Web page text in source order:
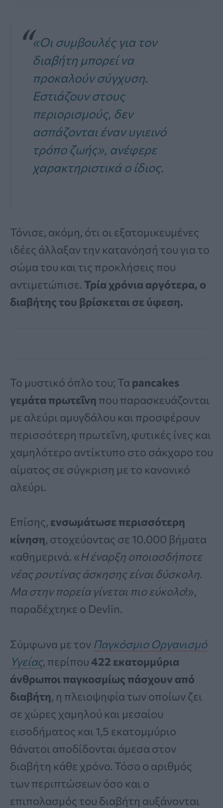
«Οι συμβουλές για τον
διαβήτη μπορεί να
προκαλούν σύγχυση.
Εστιάζουν στους
περιορισμούς, δεν
ασπάζονται έναν υγιεινό
τρόπο ζωής», ανέφερε
χαρακτηριστικά ο ίδιος.
Τόνισε, ακόμη, ότι οι εξατομικευμένες
ιδέες άλλαξαν την κατανόησή του για το
σώμα του και τις προκλήσεις που
αντιμετώπισε. Τρία χρόνια αργότερα, ο
διαβήτης του βρίσκεται σε ύφεση.
Το μυστικό όπλο του; Τα pancakes
γεμάτα πρωτεΐνη που παρασκευάζονται
με αλεύρι αμυγδάλου και προσφέρουν
περισσότερη πρωτεΐνη, φυτικές ίνες και
χαμηλότερο αντίκτυπο στο σάκχαρο του
αίματος σε σύγκριση με το κανονικό
αλεύρι.
Επίσης, ενσωμάτωσε περισσότερη
κίνηση, στοχεύοντας σε 10.000 βήματα
καθημερινά. «Η έναρξη οποιασδήποτε
νέας ρουτίνας άσκησης είναι δύσκολη.
Μα στην πορεία γίνεται πιο εύκολο!»,
παραδέχτηκε ο Devlin.
Σύμφωνα με τον Παγκόσμιο Οργανισμό
Υγείας, περίπου 422 εκατομμύρια
άνθρωποι παγκοσμίως πάσχουν από
διαβήτη, η πλειοψηφία των οποίων ζει
σε χώρες χαμηλού και μεσαίου
εισοδήματος και 1,5 εκατομμύριο
θάνατοι αποδίδονται άμεσα στον
διαβήτη κάθε χρόνο. Τόσο ο αριθμός
των περιπτώσεων όσο και ο
επιπολασμός του διαβήτη αυξάνονται